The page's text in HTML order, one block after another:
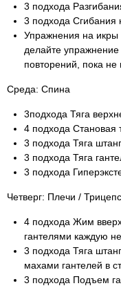
3 подхода
3 подхода Сгибания
Упражнения на икры
делайте
повторений, пока не
Среда: Спина
3подхода Тяга
4 подхода Становая
3 подхода Тяга
3 подхода Тяга
3 подхода
Четверг: Плечи / Трицепс
4 подхода Жим
гантелями каждую
3 подхода Тяга
махами гантелей в
3 подхода Подъем